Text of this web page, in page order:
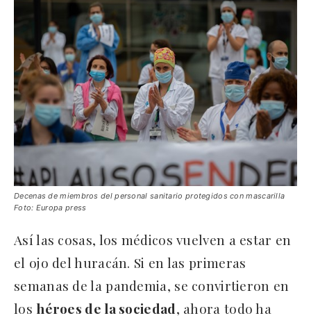
Decenas de miembros del personal sanitario protegidos con mascarilla
Foto: Europa press
Así las cosas, los médicos vuelven a estar en
el ojo del huracán. Si en las primeras
semanas de la pandemia, se convirtieron en
los héroes de la sociedad, ahora todo ha